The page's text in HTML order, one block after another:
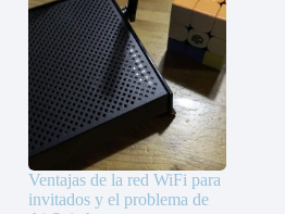
Ventajas de la red WiFi para
invitados y el problema de